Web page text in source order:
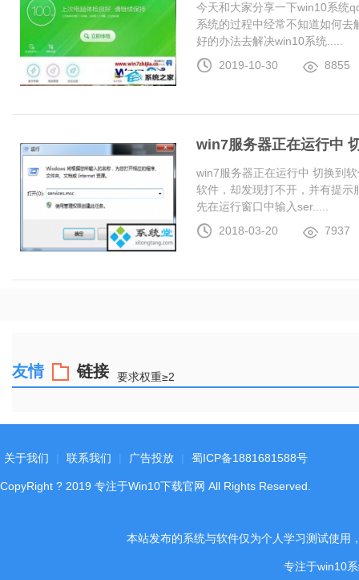
今天和大家分享一下win10系统
系统的过程中经常不知道如何
好的办法去解决win10系统.....
2019-10-30
8855
win7服务器正在运行中
win7服务器正在运行中 切换到
软件，却发现打不开，并有提
先在运行窗口中输入ser.....
2018-03-20
7937
友情 链接 要求权重≥2
关于我们 联系我们 广告投放 蜀ICP备1881681588号
CopyRight ? 2019 专注于Win10下载官网 All Rights Reserved.
本站发布的系统与软件仅为个人学习测试使用
专注于win10